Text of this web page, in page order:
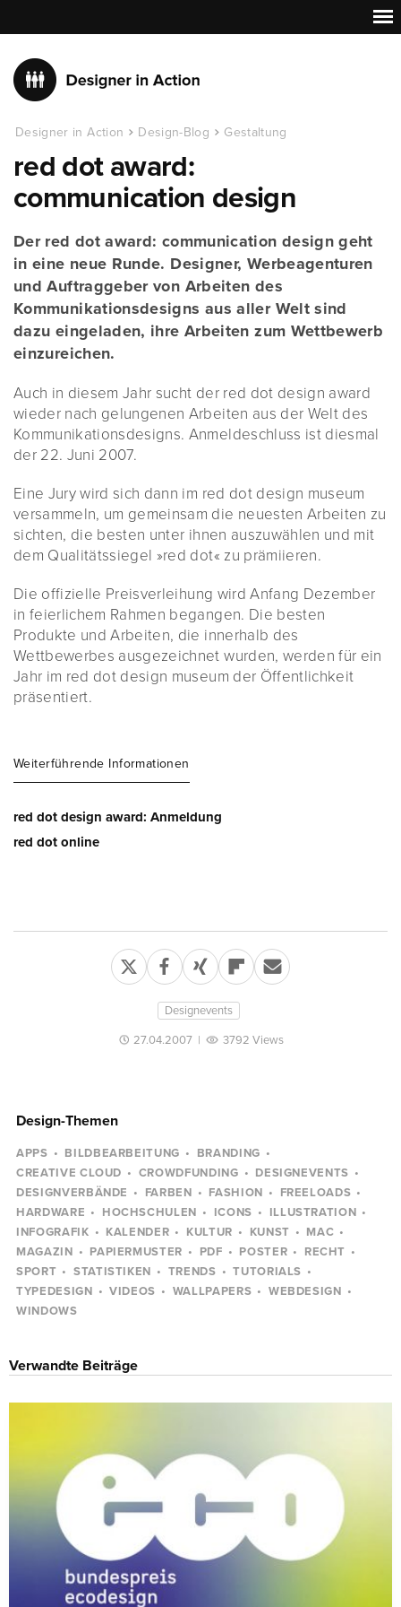
Designer in Action Design-Blog Gestaltung
red dot award:
communication design
Der red dot award: communication design geht
in eine neue Runde. Designer, Werbeagenturen
und Auftraggeber von Arbeiten des
Kommunikationsdesigns aus aller Welt sind
dazu eingeladen, ihre Arbeiten zum Wettbewerb
einzureichen.
Auch in diesem Jahr sucht der red dot design award
wieder nach gelungenen Arbeiten aus der Welt des
Kommunikationsdesigns. Anmeldeschluss ist diesmal
der 22. Juni 2007.
Eine Jury wird sich dann im red dot design museum
versammeln, um gemeinsam die neuesten Arbeiten zu
sichten, die besten unter ihnen auszuwählen und mit
dem Qualitätssiegel »red dot« zu prämiieren.
Die offizielle Preisverleihung wird Anfang Dezember
in feierlichem Rahmen begangen. Die besten
Produkte und Arbeiten, die innerhalb des
Wettbewerbes ausgezeichnet wurden, werden für ein
Jahr im red dot design museum der Öffentlichkeit
präsentiert.
Weiterführende Informationen
red dot design award: Anmeldung
red dot online
Designevents
27.04.2007| 3792 Views
Design-Themen
APPS BILDBEARBEITUNG
BRANDING
CREATIVE CLOUD
CROWDFUNDING
DESIGNEVENTS
DESIGNVERBÄNDE
FARBEN FASHION
FREELOADS
HARDWARE
HOCHSCHULEN ICONS
ILLUSTRATION
INFOGRAFIK
KALENDER KULTUR KUNST
MAC
MAGAZIN
PAPIERMUSTER PDF POSTER
RECHT
SPORT
STATISTIKEN TRENDS
TUTORIALS
TYPEDESIGN
VIDEOS WALLPAPERS
WEBDESIGN
WINDOWS
Verwandte Beiträge